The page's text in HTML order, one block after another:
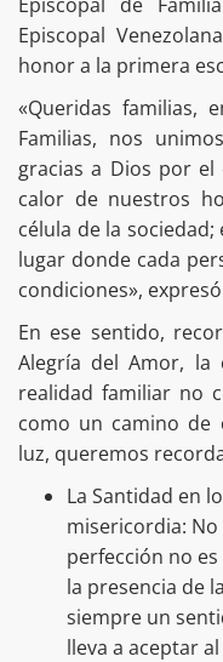
Episcopal
honor a la primera
«Queridas familias,
Familias, nos
gracias a Dios por
calor de nuestros
célula de la
lugar donde cada
condiciones»,
En ese sentido,
Alegría del Amor,
realidad familiar no
como un camino de
luz, queremos
La Santidad en
misericordia: No
perfección no
la presencia de
siempre un
lleva a aceptar